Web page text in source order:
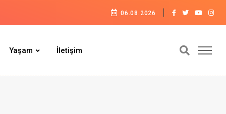
06.08.2026
Yaşam İletişim